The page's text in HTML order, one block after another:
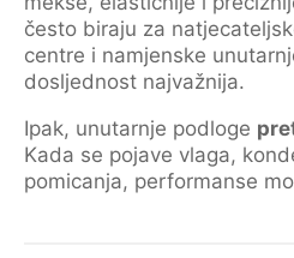
često biraju za
centre i namjenske
dosljednost najvažnija.
Ipak, unutarnje podloge
Kada se pojave vlaga,
pomicanja, performanse